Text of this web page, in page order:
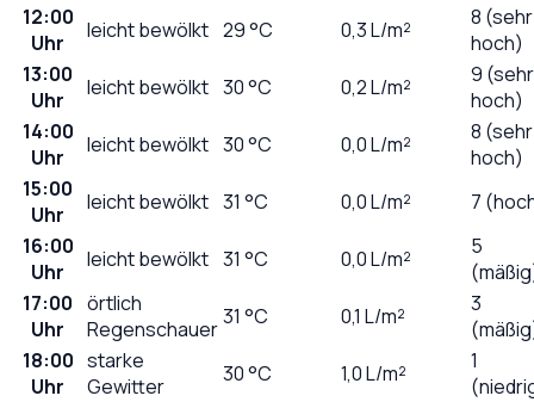
12:00
Uhr
leicht bewölkt 29°C 0,3L/m²
8 (sehr
hoch)
13:00
Uhr
leicht bewölkt 30°C 0,2L/m²
9 (sehr
hoch)
14:00
Uhr
leicht bewölkt 30°C 0,0L/m²
8 (sehr
hoch)
15:00
Uhr
leicht bewölkt 31 °C 0,0L/m²
7
16:00
Uhr
leicht bewölkt 31 °C 0,0L/m²
5
17:00
Uhr
örtlich
Regenschauer31 °C 0,1 L/m²
3
18:00
Uhr
starke
Gewitter
30°C 1,0L/m²
1